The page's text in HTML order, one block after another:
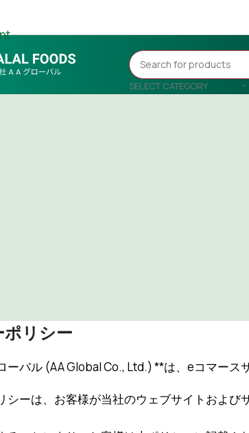
SELECT CATEGORY
リシー
ーバル (AA Global Co., Ltd.) **は、eコマース
シーは、お客様が当社のウェブサイトおよ